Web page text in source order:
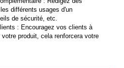
différents usages d'un
de sécurité, etc.
: Encouragez vos clients à
produit, cela renforcera votre